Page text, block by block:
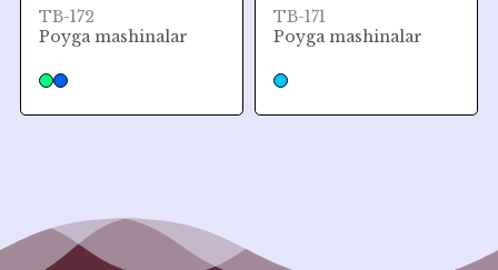
TB-172
Poyga mashinalar
TB-171
Poyga mashinalar